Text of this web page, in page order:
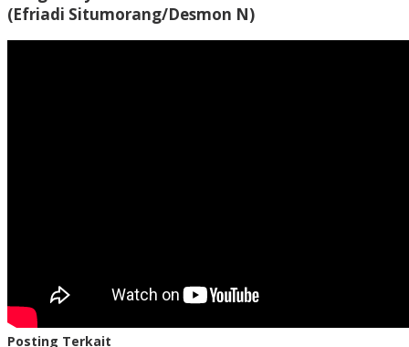
(Efriadi Situmorang/Desmon N)
Posting Terkait